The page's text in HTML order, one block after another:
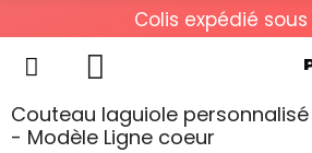
Colis expédié
Couteau laguiole
- Modèle Ligne coeur